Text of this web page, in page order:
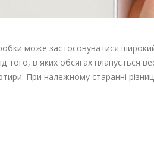
може застосовуватися
того, в яких обсягах планується
При належному старанні